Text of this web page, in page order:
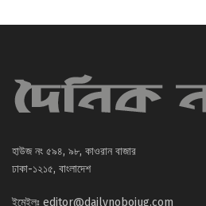
হাউজ নং ৫৯৪, ৯৮, কাওরান বাজার
ঢাকা-১২১৫, বাংলাদেশ
ইমেইলঃ editor@dailynobojug.com